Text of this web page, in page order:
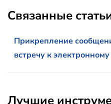
Связанные
Прикрепление
встречу к
Лучшие